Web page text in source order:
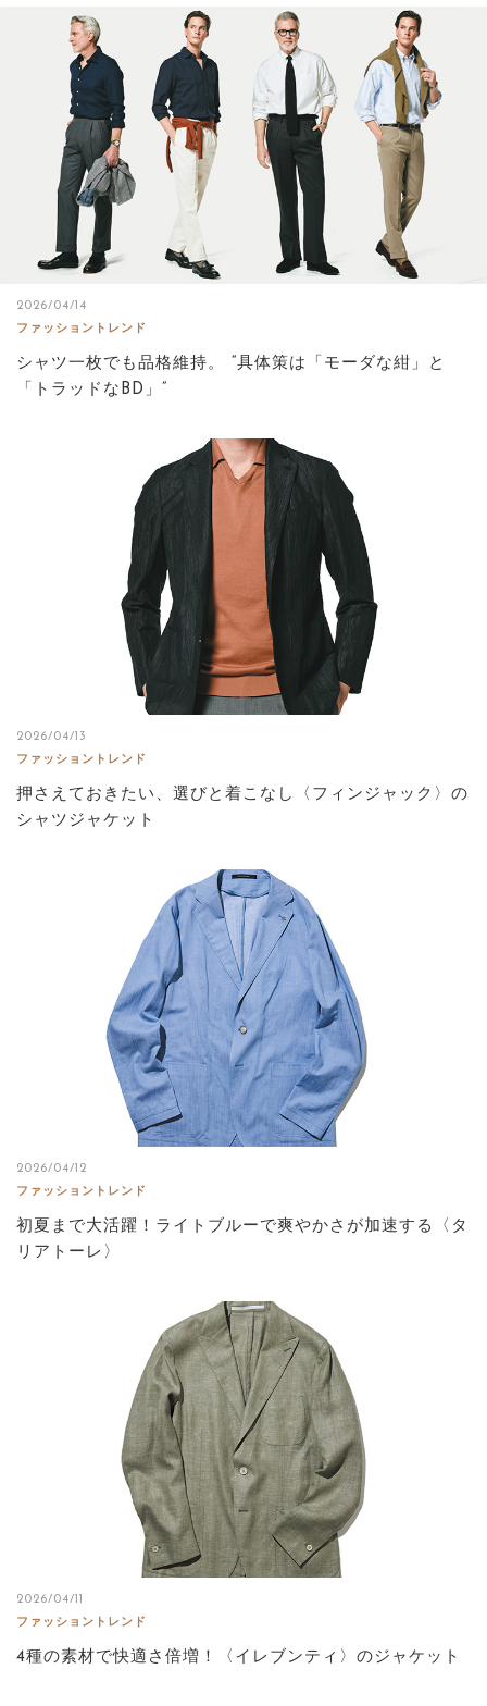
2026/04/14
ファッショントレンド
シャツ一枚でも品格維持。 “具体策は「モーダな紺」と
「トラッドなBD」”
2026/04/13
ファッショントレンド
押さえておきたい、選びと着こなし〈フィンジャック〉の
シャツジャケット
2026/04/12
ファッショントレンド
初夏まで大活躍！ライトブルーで爽やかさが加速する〈タ
リアトーレ〉
2026/04/11
ファッショントレンド
4種の素材で快適さ倍増！〈イレブンティ〉のジャケット